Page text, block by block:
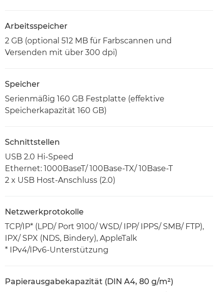
Arbeitsspeicher
2 GB (optional 512 MB für Farbscannen und
Versenden mit über 300 dpi)
Speicher
Serienmäßig 160 GB Festplatte (effektive
Speicherkapazität 160 GB)
Schnittstellen
USB 2.0 Hi-Speed
Ethernet: 1000BaseT/ 100Base-TX/ 10Base-T
2 x USB Host-Anschluss (2.0)
Netzwerkprotokolle
TCP/IP* (LPD/ Port 9100/ WSD/ IPP/ IPPS/ SMB/ FTP),
IPX/ SPX (NDS, Bindery), AppleTalk
* IPv4/IPv6-Unterstützung
Papierausgabekapazität (DIN A4, 80 g/m²)